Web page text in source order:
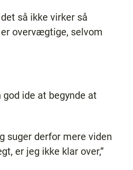
så ikke virker så
overvægtige, selvom
ide at begynde at
suger derfor mere viden
er jeg ikke klar over,”